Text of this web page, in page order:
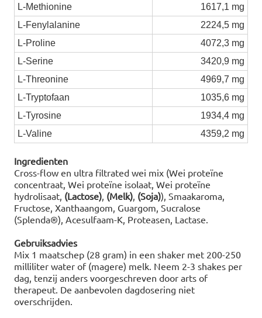
L-Methionine
1617,1 mg
L-Fenylalanine
2224,5 mg
L-Proline
4072,3 mg
L-Serine
3420,9 mg
L-Threonine
4969,7 mg
L-Tryptofaan
1035,6 mg
L-Tyrosine
1934,4 mg
L-Valine
4359,2 mg
Ingredienten
Cross-flow en ultra filtrated wei mix (Wei proteïne
concentraat, Wei proteïne isolaat, Wei proteïne
hydrolisaat, (Lactose), (Melk), (Soja)), Smaakaroma,
Fructose, Xanthaangom, Guargom, Sucralose
(Splenda®), Acesulfaam-K, Proteasen, Lactase.
Gebruiksadvies
Mix 1 maatschep (28 gram) in een shaker met 200-250
milliliter water of (magere) melk. Neem 2-3 shakes per
dag, tenzij anders voorgeschreven door arts of
therapeut. De aanbevolen dagdosering niet
overschrijden.